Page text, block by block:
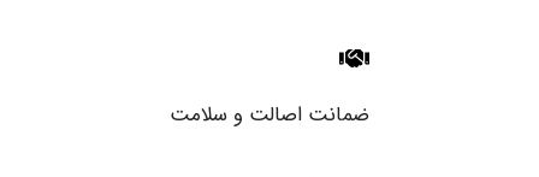
ضمانت اصالت و سلامت